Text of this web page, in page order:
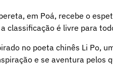
em Poá, recebe o
classificação é livre para
no poeta chinês Li Po,
e se aventura pelos